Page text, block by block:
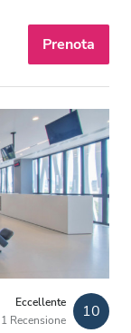
Prenota
Eccellente
1 Recensione
10